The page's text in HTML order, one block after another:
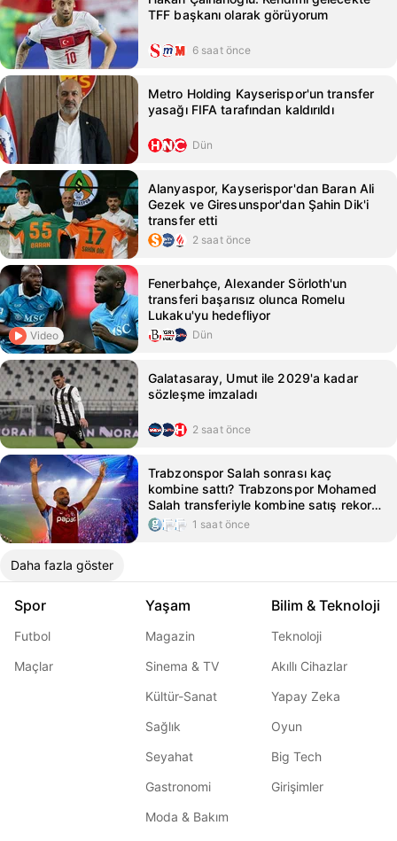
TFF başkanı olarak görüyorum
6 saat önce
Metro Holding Kayserispor'un transfer
yasağı FIFA tarafından kaldırıldı
Dün
Alanyaspor, Kayserispor'dan Baran Ali
Gezek ve Giresunspor'dan Şahin Dik'i
transfer etti
2 saat önce
Video
Fenerbahçe, Alexander Sörloth'un
transferi başarısız olunca Romelu
Lukaku'yu hedefliyor
Dün
Galatasaray, Umut ile 2029'a kadar
sözleşme imzaladı
2 saat önce
Trabzonspor Salah sonrası kaç
kombine sattı? Trabzonspor Mohamed
Salah transferiyle kombine satış rekoru
kırdı
1 saat önce
Daha fazla göster
Spor
Futbol
Maçlar
Yaşam
Magazin
Sinema & TV
Kültür-Sanat
Sağlık
Seyahat
Gastronomi
Moda & Bakım
Bilim & Teknoloji
Teknoloji
Akıllı Cihazlar
Yapay Zeka
Oyun
Big Tech
Girişimler